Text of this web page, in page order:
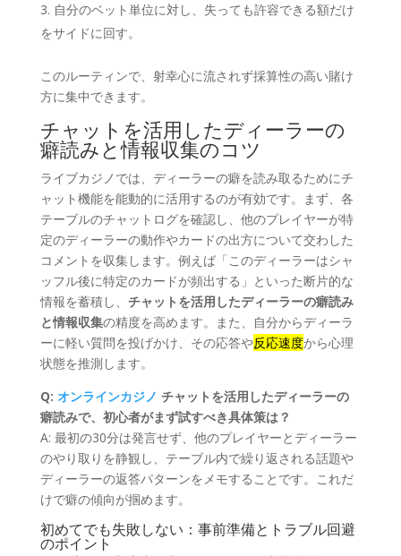
自分のベット単位に対し、失っても許容できる額だけ
をサイドに回す。
このルーティンで、射幸心に流されず採算性の高い賭け
方に集中できます。
チャットを活用したディーラーの
癖読みと情報収集のコツ
ライブカジノでは、ディーラーの癖を読み取るためにチ
ャット機能を能動的に活用するのが有効です。まず、各
テーブルのチャットログを確認し、他のプレイヤーが特
定のディーラーの動作やカードの出方について交わした
コメントを収集します。例えば「このディーラーはシャ
ッフル後に特定のカードが頻出する」といった断片的な
情報を蓄積し、 チャットを活用したディーラーの癖読み
と情報収集の精度を高めます。また、自分からディーラ
ーに軽い質問を投げかけ、その応答や反応速度から心理
状態を推測します。
Q: オンラインカジノ チャットを活用したディーラーの
癖読みで、初心者がまず試すべき具体策は？
A: 最初の30分は発言せず、他のプレイヤーとディーラー
のやり取りを静観し、テーブル内で繰り返される話題や
ディーラーの返答パターンをメモすることです。これだ
けで癖の傾向が掴めます。
初めてでも失敗しない：事前準備とトラブル回避
のポイント